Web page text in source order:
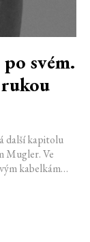
svém.
další kapitolu
Mugler. Ve
kabelkám
a dávných